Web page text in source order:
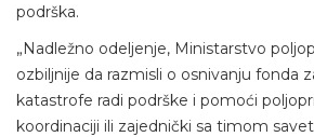
podrška.
„Nadležno odeljenje, Ministarstvo
ozbiljnije da razmisli o osnivanju fonda
katastrofe radi podrške i pomoći
koordinaciji ili zajednički sa timom